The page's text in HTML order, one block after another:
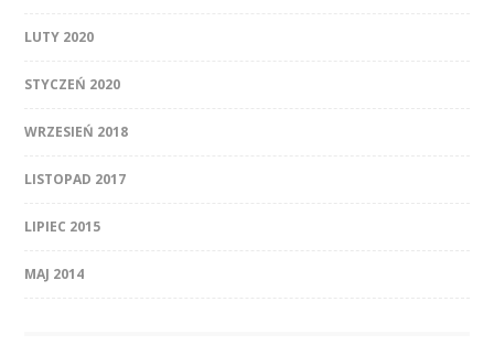
LUTY 2020
STYCZEŃ 2020
WRZESIEŃ 2018
LISTOPAD 2017
LIPIEC 2015
MAJ 2014